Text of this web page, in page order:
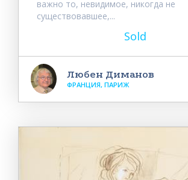
важно то, невидимое, никогда не
существовавшее,...
Sold
Любен Диманов
ФРАНЦИЯ, ПАРИЖ